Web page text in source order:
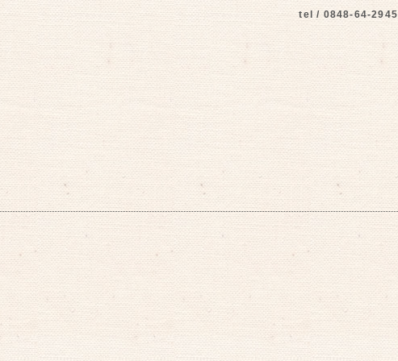
tel / 0848-64-2945